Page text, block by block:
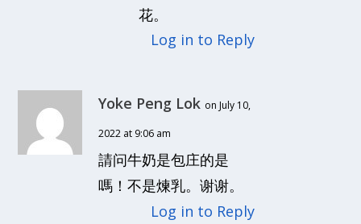
花。
Log in to Reply
Yoke Peng Lok on July 10,
2022 at 9:06 am
請问牛奶是包庄的是
嗎！不是煉乳。谢谢。
Log in to Reply